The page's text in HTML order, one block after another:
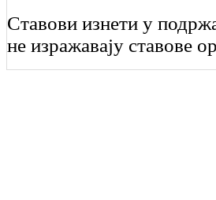
Ставови изнети у
не изражавају ставове